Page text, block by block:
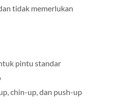
tidak memerlukan
pintu standar
chin-up, dan push-up